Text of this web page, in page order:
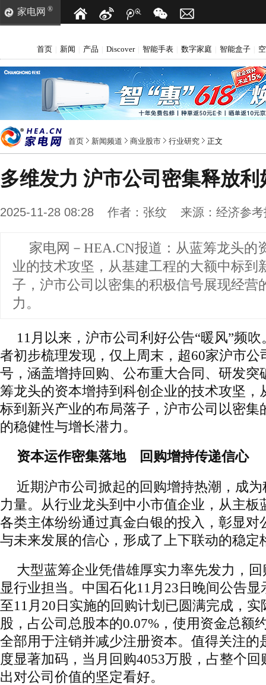
家电网 ®
首页 新闻 产品 Discover 智能手表 数字家庭 智能盒子
首页 新闻频道 商业股市 行业研究 正文
多维发力 沪市公司密集释放利
2025-11-28 08:28 作者： 张纹 来源： 经济参考
家电网－HEA.CN报道： 从蓝筹龙头的
业的技术攻坚，从基建工程的大额中标到
子，沪市公司以密集的积极信号展现经营
力。
11月以来，沪市公司利好公告“暖风”频
者初步梳理发现，仅上周末，超60家沪市公
号，涵盖增持回购、公布重大合同、研发突
筹龙头的资本增持到科创企业的技术攻坚，
标到新兴产业的布局落子，沪市公司以密集
的稳健性与增长潜力。
资本运作密集落地 回购增持传递信心
近期沪市公司掀起的回购增持热潮，成
力量。从行业龙头到中小市值企业，从主板
各类主体纷纷通过真金白银的投入，彰显对
与未来发展的信心，形成了上下联动的稳定
大型蓝筹企业凭借雄厚实力率先发力，
显行业担当。中国石化11月23日晚间公告
至11月20日实施的回购计划已圆满完成，实
股，占公司总股本的0.07%，使用资金总额
全部用于注销并减少注册资本。值得关注的
度显著加码，当月回购4053万股，占整个
出对公司价值的坚定看好。